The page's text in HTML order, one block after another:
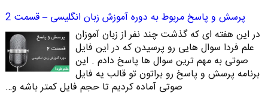
پرسش و پاسخ مربوط به دوره آموزش زبان انگلیسی – قسمت 2
در این هفته ای که گذشت چند نفر از زبان آموزان
علم فردا سوال هایی رو پرسیدن که در این فایل
صوتی به مهم ترین سوال ها پاسخ دادم . این
برنامه پرسش و پاسخ رو براتون تو قالب یه فایل
صوتی آماده کردیم تا حجم فایل کمتر باشه و…